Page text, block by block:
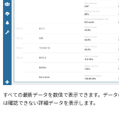
すべての最新データを数値で表示できます。デー
は確認できない詳細データを表示します。